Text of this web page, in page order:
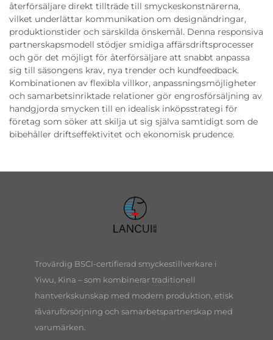
återförsäljare direkt tillträde till smyckeskonstnärerna,
vilket underlättar kommunikation om designändringar,
produktionstider och särskilda önskemål. Denna responsiva
partnerskapsmodell stödjer smidiga affärsdriftsprocesser
och gör det möjligt för återförsäljare att snabbt anpassa
sig till säsongens krav, nya trender och kundfeedback.
Kombinationen av flexibla villkor, anpassningsmöjligheter
och samarbetsinriktade relationer gör engrosförsäljning av
handgjorda smycken till en idealisk inköpsstrategi för
företag som söker att skilja ut sig själva samtidigt som de
bibehåller driftseffektivitet och ekonomisk prudence.
Trovärdig BSCI-certifierad smyckestillverkare i
Yiwu, Kina – som kombinerar traditionell
hantverkskunskap med modern produktion, etisk
råvaruförsörjning och samarbetspartnerskap med
varumärken.